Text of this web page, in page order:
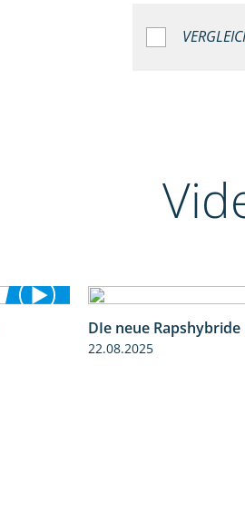
DIe neue Rapshybride
22.08.2025